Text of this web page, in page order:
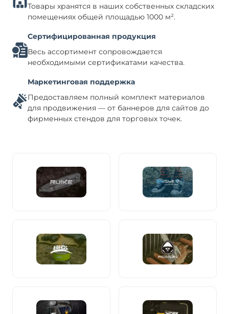
Товары хранятся в наших собственных складских
помещениях общей площадью 1000 м².
Сертифицированная продукция
Весь ассортимент сопровождается
необходимыми сертификатами качества.
Маркетинговая поддержка
Предоставляем полный комплект материалов
для продвижения — от баннеров для сайтов до
фирменных стендов для торговых точек.